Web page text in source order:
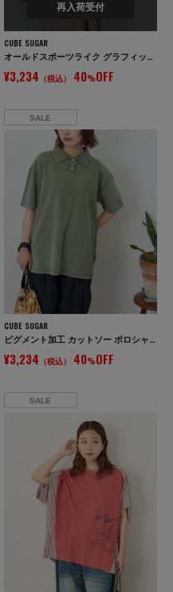
再入荷受付
CUBE SUGAR
オールドスポーツライク グラフィックロゴ ワイド Tシャツ
¥3,234 （税込） 40%OFF
SALE
CUBE SUGAR
ピグメント加工 カットソー ポロシャツ
¥3,234 （税込） 40%OFF
SALE